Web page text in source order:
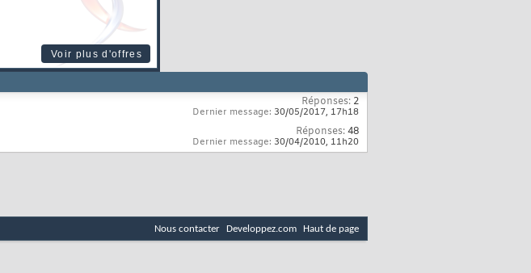
Voir plus d'offres
Réponses: 2
Dernier message: 30/05/2017, 17h18
Réponses:48
Dernier message: 30/04/2010, 11h20
Nous contacter Developpez.com Haut de page